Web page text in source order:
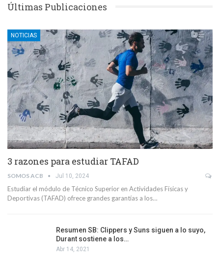
Últimas Publicaciones
NOTICIAS
3 razones para estudiar TAFAD
SOMOS ACB Jul 10, 2024
Estudiar el módulo de Técnico Superior en Actividades Físicas y
Deportivas (TAFAD) ofrece grandes garantías a los…
Resumen SB: Clippers y Suns siguen a lo suyo,
Durant sostiene a los…
Abr 14, 2021